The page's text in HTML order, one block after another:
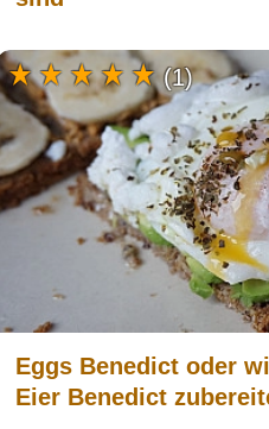
Eggs Benedict oder
Eier Benedict
(1)